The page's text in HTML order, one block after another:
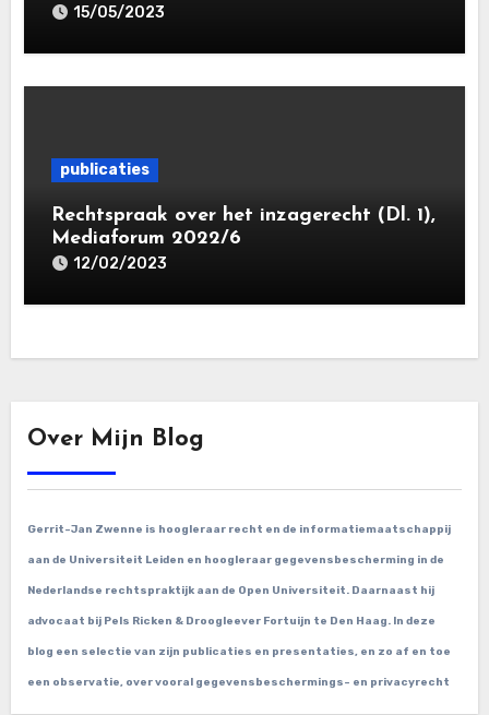
15/05/2023
publicaties
Rechtspraak over het inzagerecht (Dl. 1),
Mediaforum 2022/6
12/02/2023
Over Mijn Blog
Gerrit-Jan Zwenne is hoogleraar recht en de informatiemaatschappij
aan de Universiteit Leiden en hoogleraar gegevensbescherming in de
Nederlandse rechtspraktijk aan de Open Universiteit. Daarnaast hij
advocaat bij Pels Ricken & Droogleever Fortuijn te Den Haag. In deze
blog een selectie van zijn publicaties en presentaties, en zo af en toe
een observatie, over vooral gegevensbeschermings- en privacyrecht